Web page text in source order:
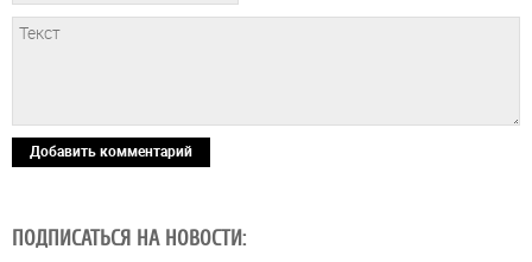
Добавить комментарий
ПОДПИСАТЬСЯ НА НОВОСТИ: